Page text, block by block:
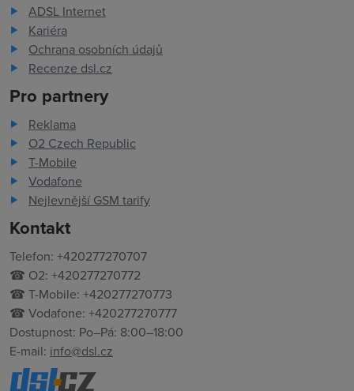
ADSL Internet
Kariéra
Ochrana osobních údajů
Recenze dsl.cz
Pro partnery
Reklama
O2 Czech Republic
T-Mobile
Vodafone
Nejlevnější GSM tarify
Kontakt
Telefon: +420277270707
☎ O2: +420277270772
☎ T-Mobile: +420277270773
☎ Vodafone: +420277270777
Dostupnost: Po–Pá: 8:00–18:00
E-mail: info@dsl.cz